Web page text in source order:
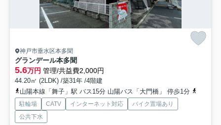
神戸市垂水区本多聞
グランデール本多聞
5.6万円 管理/共益費2,000円
44.20㎡ (2LDK) /築31年 /4階建
山陽本線「舞子」駅 バス15分 山陽バス「大門橋」 停歩1分
駐輪場 CATV インターネット対応
バイク置場あり
公共下水